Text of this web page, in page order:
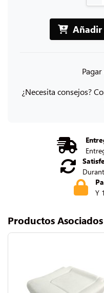
Añadir
Pagar
¿Necesita consejos?
Y
Productos Asociados